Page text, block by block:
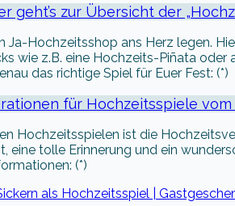
geht’s zur Übersicht der
Ja-Hochzeitsshop ans Herz legen.
wie z.B. eine Hochzeits-Piñata oder
das richtige Spiel für Euer Fest: (*)
für Hochzeitsspiele
Hochzeitsspielen ist die
eine tolle Erinnerung und ein
(*)